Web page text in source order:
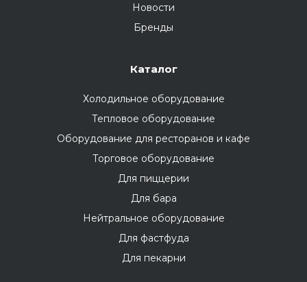
Новости
Бренды
Каталог
Холодильное оборудование
Тепловое оборудование
Оборудование для ресторанов и кафе
Торговое оборудование
Для пиццерии
Для бара
Нейтральное оборудование
Для фастфуда
Для пекарни